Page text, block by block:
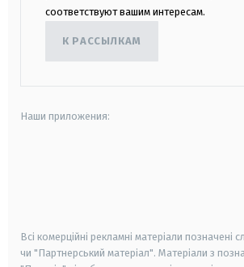
соответствуют вашим интересам.
К РАССЫЛКАМ
Наши приложения:
Всі комерційні рекламні матеріали позначені
чи "Партнерський матеріал". Матеріали з